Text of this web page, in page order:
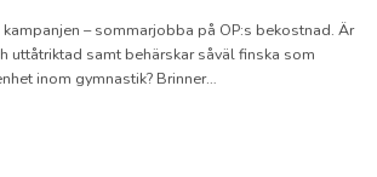
– sommarjobba på OP:s bekostnad. Är
uttåtriktad samt behärskar såväl finska som
inom gymnastik? Brinner…